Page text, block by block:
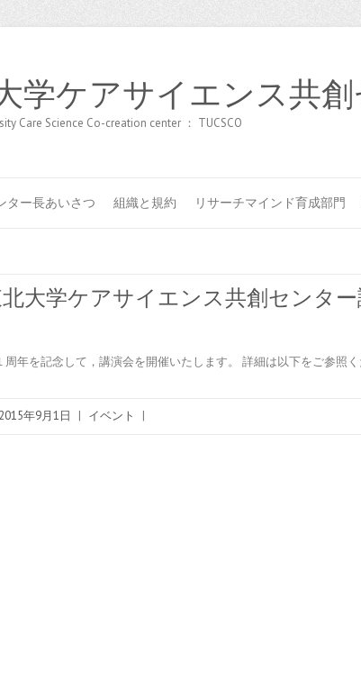
学ケアサイエンス共
Care Science Co-creation center ： TUCSCO
ター長あいさつ 組織と規約 リサーチマインド育成部門
大学ケアサイエンス共創センタ
周年を記念して，講演会を開催いたします。 詳細は以下をご参照く
2015年9月1日 | イベント |